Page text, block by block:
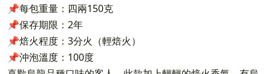
📌每包重量：四兩150克
📌保存期限：2年
📌焙火程度：3分火（輕焙火）
📌沖泡溫度：100度